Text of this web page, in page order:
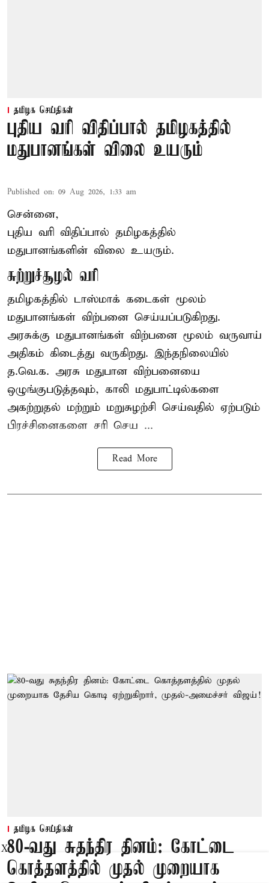
தமிழக செய்திகள்
புதிய வரி விதிப்பால் தமிழகத்தில்
மதுபானங்கள் விலை உயரும்
Published on: 09 Aug 2026, 1:33 am
சென்னை,
புதிய வரி விதிப்பால் தமிழகத்தில்
மதுபானங்களின் விலை உயரும்.
சுற்றுச்சூழல் வரி
தமிழகத்தில் டாஸ்மாக் கடைகள் மூலம்
மதுபானங்கள் விற்பனை செய்யப்படுகிறது.
அரசுக்கு மதுபானங்கள் விற்பனை மூலம் வருவாய்
அதிகம் கிடைத்து வருகிறது. இந்தநிலையில்
த.வெ.க. அரசு மதுபான விற்பனையை
ஒழுங்குபடுத்தவும், காலி மதுபாட்டில்களை
அகற்றுதல் மற்றும் மறுசுழற்சி செய்வதில் ஏற்படும்
பிரச்சினைகளை சரி செய ...
Read More
தமிழக செய்திகள்
80-வது சுதந்திர தினம்: கோட்டை
கொத்தளத்தில் முதல் முறையாக
X